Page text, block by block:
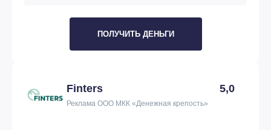
ПОЛУЧИТЬ ДЕНЬГИ
Finters 5,0
Реклама ООО МКК «Денежная крепость»